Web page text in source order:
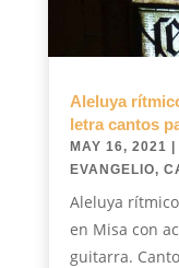
Aleluya
letra cantos
MAY 16, 2021 |
EVANGELIO,
Aleluya
en Misa con
guitarra.